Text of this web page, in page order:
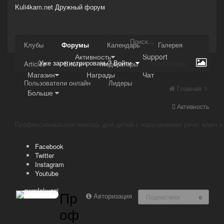
Kuli4kam.net Дружный форум
Сайт
Клубы Форумы Календарь
Галерея
Articles
Блоги
Модераторы
Пользователи онлайн
Лидеры
Активность
Support
Магазин
Награды
Чат
Больше
Уже зарегистрированы? Войти Регистрация
Активность
Главная
Facebook
Twitter
Instagram
Youtube
Авторизация Подписчики 0
Пр
оф